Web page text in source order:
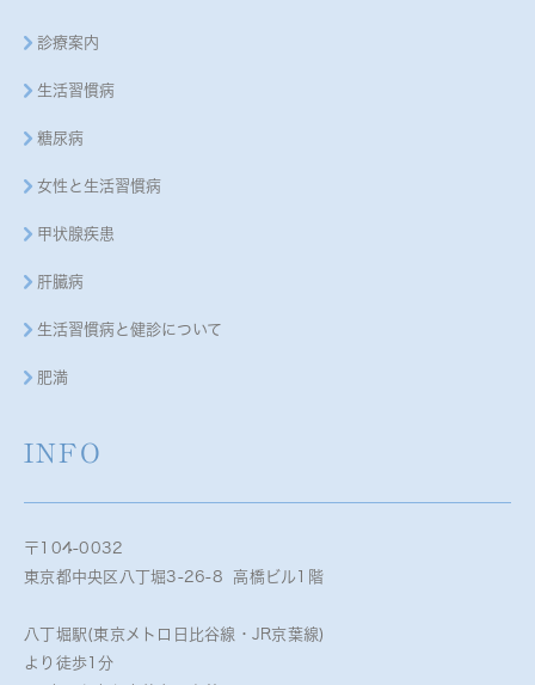
診療案内
生活習慣病
糖尿病
女性と生活習慣病
甲状腺疾患
肝臓病
生活習慣病と健診について
肥満
INFO
〒104-0032
東京都中央区八丁堀3-26-8 高橋ビル1階
八丁堀駅(東京メトロ日比谷線・JR京葉線)
より徒歩1分